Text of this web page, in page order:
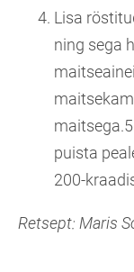
Lisa
ning sega
puista
200-
Retsept: Maris